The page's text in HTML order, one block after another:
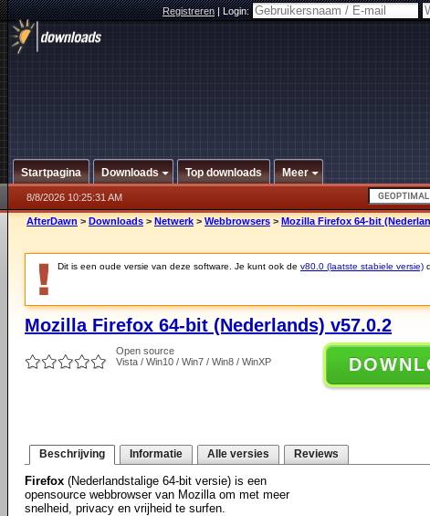
Registreren|Login:
Startpagina Downloads Top downloads Meer
8/8/2026 10:25:31 AM
AfterDawn > Downloads > Netwerk > Webbrowsers > Mozilla Firefox 64-bit
Dit is een oude versie van deze software. Je kunt ook de v80.0 (laatste stabiele versie)
Mozilla Firefox 64-bit (Nederlands) v57.0.2
Open source
Vista / Win10 / Win7 / Win8 / WinXP
Beschrijving Informatie Alle versies Reviews
Firefox (Nederlandstalige 64-bit versie) is een
opensource webbrowser van Mozilla om met meer
snelheid, privacy en vrijheid te surfen.